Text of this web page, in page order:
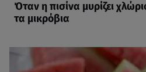
Όταν η πισίνα μυρίζει
τα μικρόβια